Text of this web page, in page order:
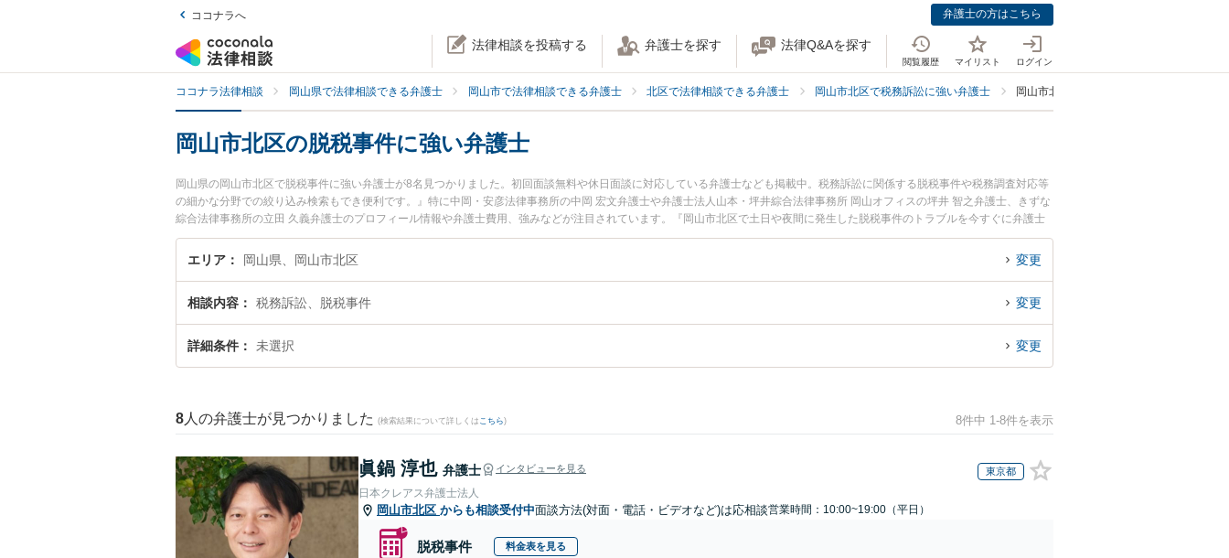
ココナラへ 弁護士の方はこちら
法律相談を投稿する 弁護士を探す 法律Q&Aを探す
閲覧履歴 マイリスト ログイン
ココナラ法律相談 岡山県で法律相談できる弁護士 岡山市で法律相談できる弁護士 北区で法律相談できる弁護士 岡山市北区で税務訴訟に強い弁護士 岡山市北区で脱税事件に強い弁護士
岡山市北区の脱税事件に強い弁護士
岡山県の岡山市北区で脱税事件に強い弁護士が8名見つかりました。初回面談無料や休日面談に対応している弁護士なども掲載中。税務訴訟に関係する脱税事件や税務調査対応等
の細かな分野での絞り込み検索もでき便利です。』特に中岡・安彦法律事務所の中岡 宏文弁護士や弁護士法人山本・坪井綜合法律事務所 岡山オフィスの坪井 智之弁護士、きずな
綜合法律事務所の立田 久義弁護士のプロフィール情報や弁護士費用、強みなどが注目されています。『岡山市北区で土日や夜間に発生した脱税事件のトラブルを今すぐに弁護士
に相談したい』『脱税事件のトラブル解決の実績豊富な近くの弁護士を検索したい』『初回相談無料で脱税事件を法律相談できる岡山市北区内の弁護士に相談予約したい』などで
お困りの相談者さんにおすすめです。
エリア 岡山県、岡山市北区 変更
相談内容 税務訴訟、脱税事件 変更
詳細条件 未選択 変更
8 人の弁護士が見つかりました (検索結果について詳しくは こちら) 8件中 1-8件を表示
眞鍋 淳也 弁護士 インタビューを見る 東京都
日本クレアス弁護士法人
岡山市北区 からも相談受付中面談方法(対面・電話・ビデオなど)は応相談営業時間：10:00~19:00（平日）
脱税事件 料金表を見る